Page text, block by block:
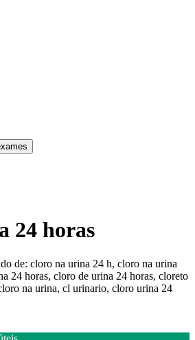
24 horas
de: cloro na urina 24 h, cloro na urina
24 horas, cloro de urina 24 horas, cloreto
na urina, cl urinario, cloro urina 24